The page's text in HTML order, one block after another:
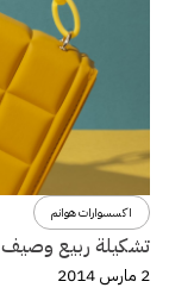
اكسسوارات هوانم
تشكيلة ربيع وصيف 2014 من حقائب اليد
2 مارس 2014